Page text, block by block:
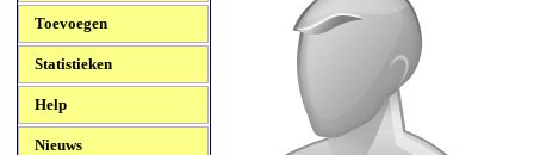
Toevoegen
Statistieken
Help
Nieuws